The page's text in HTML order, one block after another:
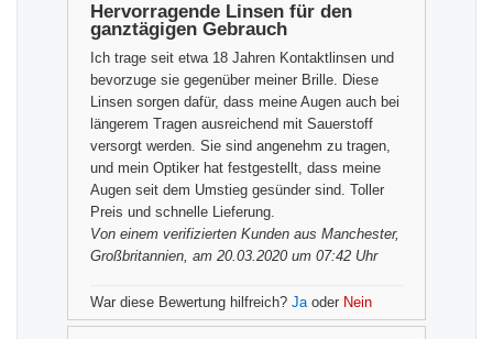
Hervorragende Linsen für den
ganztägigen Gebrauch
Ich trage seit etwa 18 Jahren Kontaktlinsen und
bevorzuge sie gegenüber meiner Brille. Diese
Linsen sorgen dafür, dass meine Augen auch bei
längerem Tragen ausreichend mit Sauerstoff
versorgt werden. Sie sind angenehm zu tragen,
und mein Optiker hat festgestellt, dass meine
Augen seit dem Umstieg gesünder sind. Toller
Preis und schnelle Lieferung.
Von einem verifizierten Kunden aus Manchester,
Großbritannien, am 20.03.2020 um 07:42 Uhr
War diese Bewertung hilfreich? Jaoder Nein